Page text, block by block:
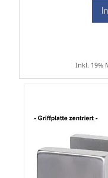
Inkl. 19%